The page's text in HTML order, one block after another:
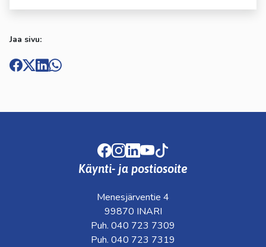
Jaa sivu:
Facebook
Instagram
LinkedIn
Youtube
Käynti- ja postiosoite
Menesjärventie 4
99870 INARI
Puh. 040 723 7309
Puh. 040 723 7319